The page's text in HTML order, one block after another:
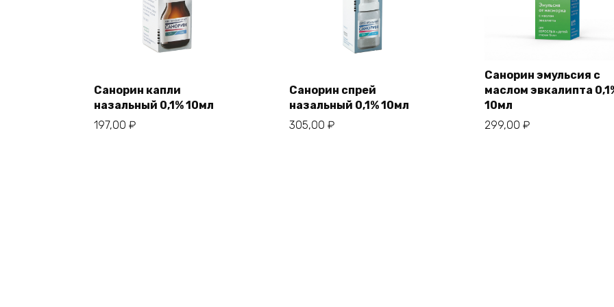
Санорин капли
назальный 0,1% 10мл
197,00 ₽
Санорин спрей
назальный 0,1% 10мл
305,00 ₽
Санорин эмульсия с
маслом эвкалипта
10мл
299,00 ₽